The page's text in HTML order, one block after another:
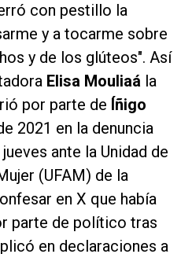
con pestillo la
y a tocarme sobre
y de los glúteos". Así
Elisa Mouliaá la
por parte de Íñigo
2021 en la denuncia
ante la Unidad de
(UFAM) de la
en X que había
parte de político tras
en declaraciones a